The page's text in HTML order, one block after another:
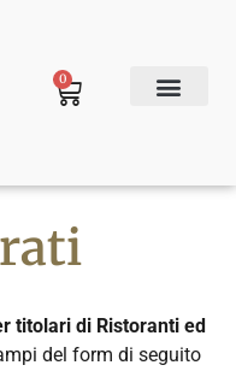
0
titolari di Ristoranti ed
del form di seguito